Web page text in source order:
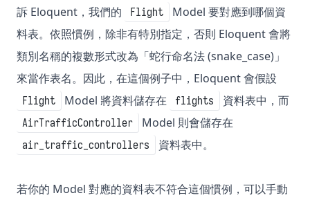
訴 Eloquent，我們的
Flight
Model 要對應到哪個資
料表。依照慣例，除非有特別指定，否則 Eloquent 會將
類別名稱的複數形式改為「蛇行命名法 (snake_case)」
來當作表名。因此，在這個例子中，Eloquent 會假設
Flight Model 將資料儲存在 flights 資料表中，而
AirTrafficController Model 則會儲存在
air_traffic_controllers 資料表中。
若你的 Model 對應的資料表不符合這個慣例，可以手動